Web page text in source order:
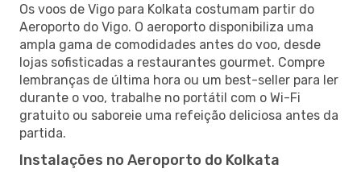
Os voos de Vigo para Kolkata costumam partir do
Aeroporto do Vigo. O aeroporto disponibiliza uma
ampla gama de comodidades antes do voo, desde
lojas sofisticadas a restaurantes gourmet. Compre
lembranças de última hora ou um best-seller para ler
durante o voo, trabalhe no portátil com o Wi-Fi
gratuito ou saboreie uma refeição deliciosa antes da
partida.
Instalações no Aeroporto do Kolkata